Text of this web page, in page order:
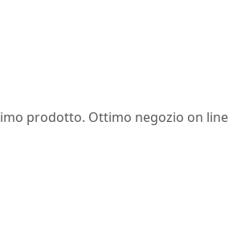
prodotto. Ottimo negozio on line